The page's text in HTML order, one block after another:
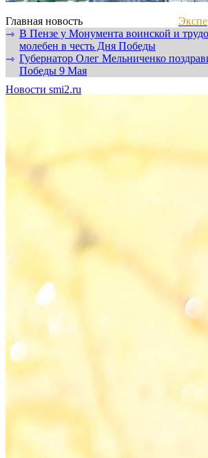
Главная новость
⇾ В Пензе у Монумента воинской и
молебен в честь Дня Победы
⇾ Губернатор Олег Мельниченко
Победы 9 Мая
Новости smi2.ru